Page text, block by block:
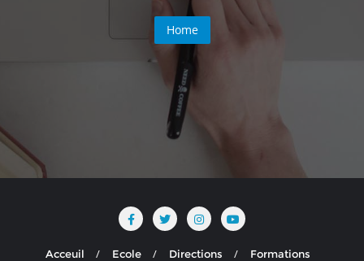
Home
Acceuil Ecole Directions Formations